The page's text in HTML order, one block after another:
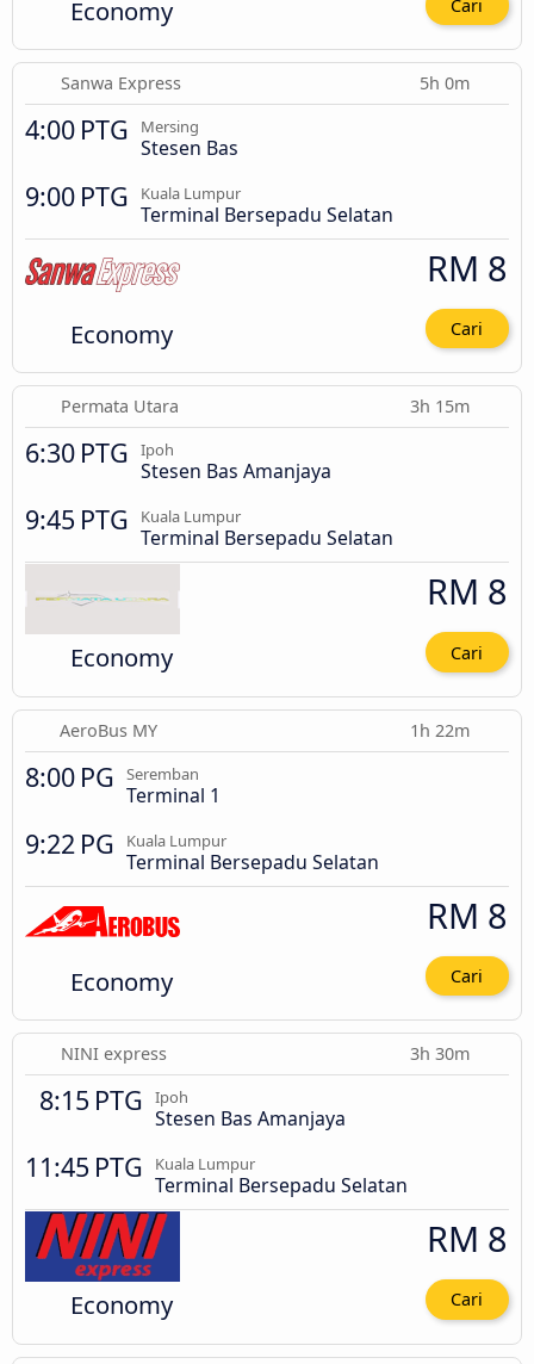
Economy Cari
Sanwa Express 5h 0m
4:00 PTG Mersing
Stesen Bas
9:00 PTG Kuala Lumpur
Terminal Bersepadu Selatan
Economy
RM 8
Cari
Permata Utara 3h 15m
6:30 PTG Ipoh
Stesen Bas Amanjaya
9:45 PTG Kuala Lumpur
Terminal Bersepadu Selatan
Economy
RM 8
Cari
AeroBus MY 1h 22m
8:00 PG Seremban
Terminal 1
9:22 PG Kuala Lumpur
Terminal Bersepadu Selatan
Economy
RM 8
Cari
NINI express 3h 30m
8:15 PTG Ipoh
Stesen Bas Amanjaya
11:45 PTG Kuala Lumpur
Terminal Bersepadu Selatan
Economy
RM 8
Cari